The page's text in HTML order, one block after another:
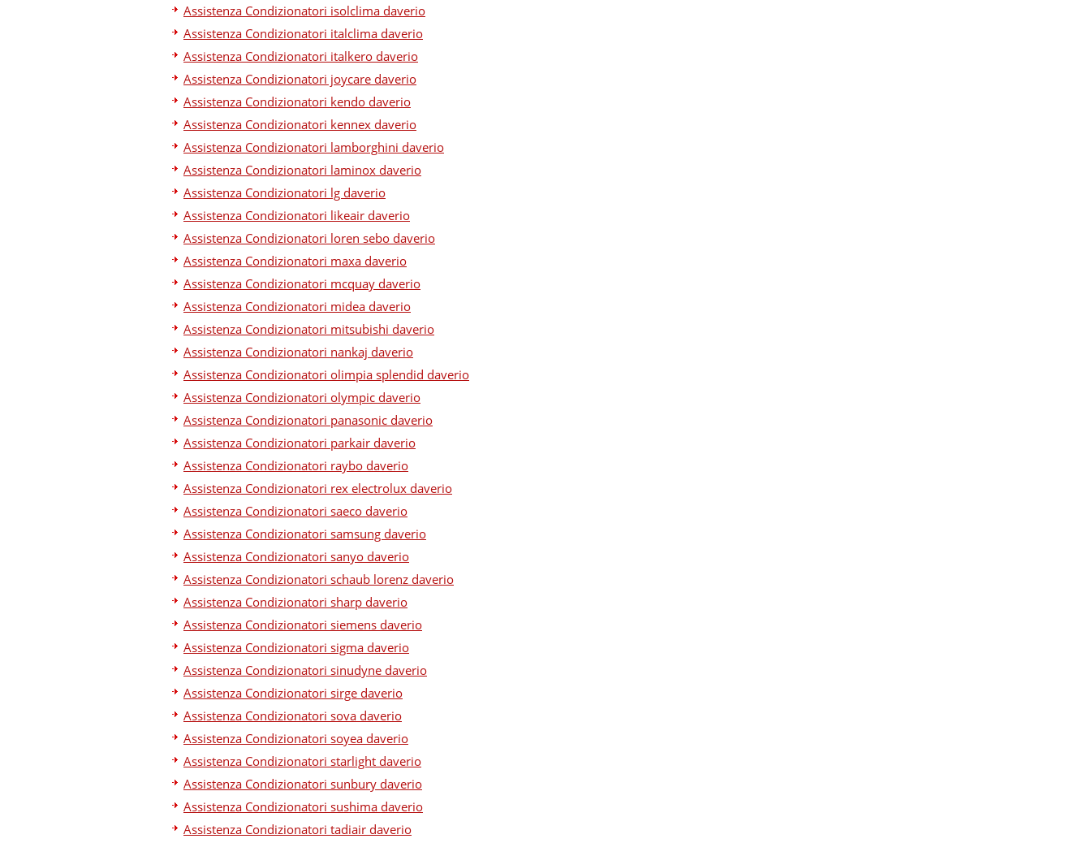
Assistenza Condizionatori isolclima daverio
Assistenza Condizionatori italclima daverio
Assistenza Condizionatori italkero daverio
Assistenza Condizionatori joycare daverio
Assistenza Condizionatori kendo daverio
Assistenza Condizionatori kennex daverio
Assistenza Condizionatori lamborghini daverio
Assistenza Condizionatori laminox daverio
Assistenza Condizionatori lg daverio
Assistenza Condizionatori likeair daverio
Assistenza Condizionatori loren sebo daverio
Assistenza Condizionatori maxa daverio
Assistenza Condizionatori mcquay daverio
Assistenza Condizionatori midea daverio
Assistenza Condizionatori mitsubishi daverio
Assistenza Condizionatori nankaj daverio
Assistenza Condizionatori olimpia splendid daverio
Assistenza Condizionatori olympic daverio
Assistenza Condizionatori panasonic daverio
Assistenza Condizionatori parkair daverio
Assistenza Condizionatori raybo daverio
Assistenza Condizionatori rex electrolux daverio
Assistenza Condizionatori saeco daverio
Assistenza Condizionatori samsung daverio
Assistenza Condizionatori sanyo daverio
Assistenza Condizionatori schaub lorenz daverio
Assistenza Condizionatori sharp daverio
Assistenza Condizionatori siemens daverio
Assistenza Condizionatori sigma daverio
Assistenza Condizionatori sinudyne daverio
Assistenza Condizionatori sirge daverio
Assistenza Condizionatori sova daverio
Assistenza Condizionatori soyea daverio
Assistenza Condizionatori starlight daverio
Assistenza Condizionatori sunbury daverio
Assistenza Condizionatori sushima daverio
Assistenza Condizionatori tadiair daverio